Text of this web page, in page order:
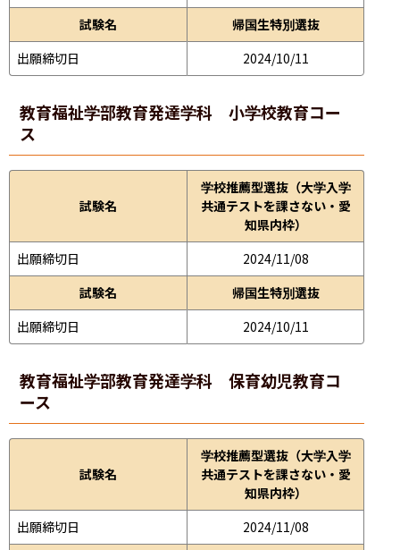
試験名
帰国生特別選抜
出願締切日
2024/10/11
教育福祉学部教育発達学科 小学校教育コー
ス
試験名
学校推薦型選抜（大学入学
共通テストを課さない・愛
知県内枠）
出願締切日
2024/11/08
試験名
帰国生特別選抜
出願締切日
2024/10/11
教育福祉学部教育発達学科 保育幼児教育コ
ース
試験名
学校推薦型選抜（大学入学
共通テストを課さない・愛
知県内枠）
出願締切日
2024/11/08